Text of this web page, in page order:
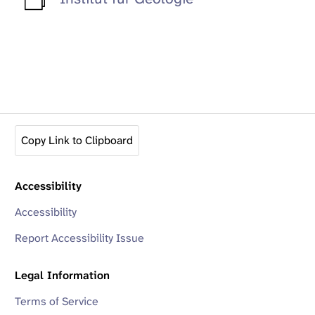
Copy Link to Clipboard
Accessibility
Accessibility
Report Accessibility Issue
Legal Information
Terms of Service